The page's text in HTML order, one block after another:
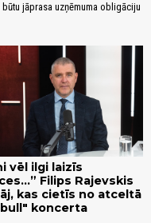
jāprasa uzņēmuma obligāciju
vēl ilgi laizīs
Filips Rajevskis
kas cietīs no atceltā
koncerta